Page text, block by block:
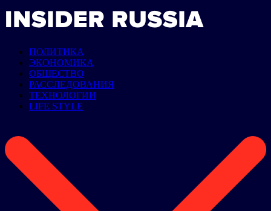
ПОЛИТИКА
ЭКОНОМИКА
ОБЩЕСТВО
РАССЛЕДОВАНИЯ
ТЕХНОЛОГИИ
LIFE STYLE